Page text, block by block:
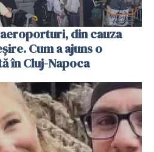
din cauza
Cum a ajuns o
în Cluj-Napoca